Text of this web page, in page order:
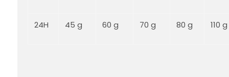
24H 45 g 60 g 70 g 80 g 110 g